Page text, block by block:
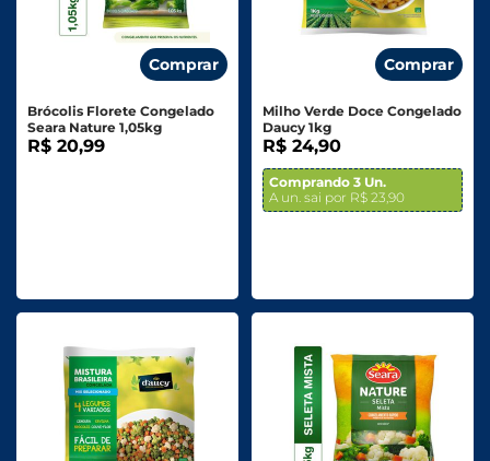
Comprar
Brócolis Florete Congelado
Seara Nature 1,05kg
R$ 20,99
Comprar
Milho Verde Doce Congelado
Daucy 1kg
R$ 24,90
Comprando 3 Un.
A un. sai por R$ 23,90